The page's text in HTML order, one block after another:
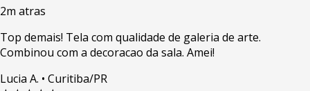
2m atras
Top demais! Tela com qualidade de galeria de arte.
Combinou com a decoracao da sala. Amei!
Lucia A. • Curitiba/PR